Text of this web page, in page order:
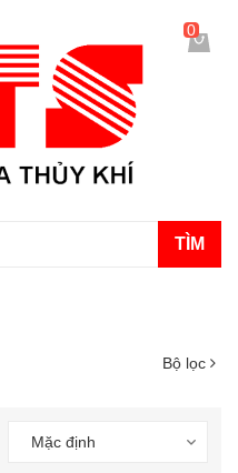
TÌM
0
Bộ lọc
Mặc định